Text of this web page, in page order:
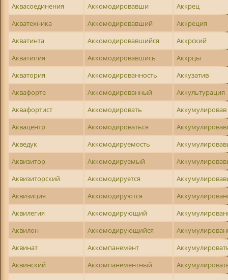
Аквасоединения
Аккомодировавши
Аккрец
Акватехника
Аккомодировавший
Аккреция
Акватинта
Аккомодировавшийся
Аккрский
Акватипия
Аккомодировавшись
Аккрцы
Акватория
Аккомодированность
Аккузатив
Аквафорте
Аккомодированный
Аккультурация
Аквафортист
Аккомодировать
Аккумулировав
Аквацентр
Аккомодироваться
Акведук
Аккомодируемость
Аквизитор
Аккомодируемый
Аквизиторский
Аккомодируется
Аквизиция
Аккомодируются
Аквилегия
Аккомодирующий
Аквилон
Аккомодирующийся
Аквинат
Аккомпанемент
Аквинский
Аккомпанементный